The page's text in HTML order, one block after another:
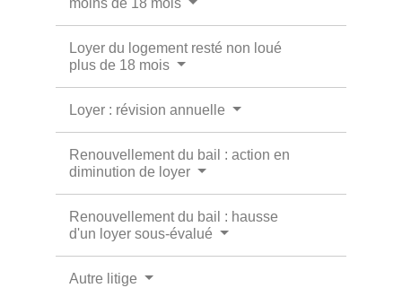
moins de 18 mois
Loyer du logement resté non loué
plus de 18 mois
Loyer : révision annuelle
Renouvellement du bail : action en
diminution de loyer
Renouvellement du bail : hausse
d'un loyer sous-évalué
Autre litige